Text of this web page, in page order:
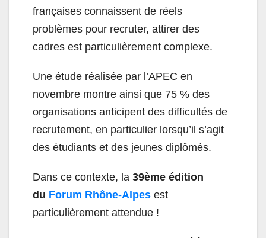
françaises connaissent de réels
problèmes pour recruter, attirer des
cadres est particulièrement complexe.
Une étude réalisée par l’APEC en
novembre montre ainsi que 75 % des
organisations anticipent des difficultés de
recrutement, en particulier lorsqu’il s’agit
des étudiants et des jeunes diplômés.
Dans ce contexte, la 39ème édition
du Forum Rhône-Alpes est
particulièrement attendue !